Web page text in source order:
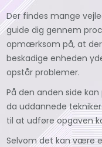
Der findes mange
guide dig gennem
opmærksom på, at
beskadige enheden
opstår problemer.
På den anden side
da uddannede
til at udføre opgaven
Selvom det kan være